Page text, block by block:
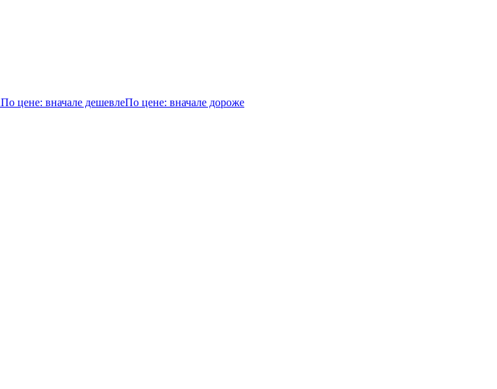
По цене: вначале дешевлеПо цене: вначале дороже